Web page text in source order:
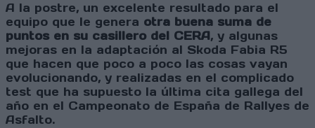
A la postre, un excelente resultado para el
equipo que le genera otra buena suma de
puntos en su casillero del CERA, y algunas
mejoras en la adaptación al Skoda Fabia R5
que hacen que poco a poco las cosas vayan
evolucionando, y realizadas en el complicado
test que ha supuesto la última cita gallega del
año en el Campeonato de España de Rallyes de
Asfalto.